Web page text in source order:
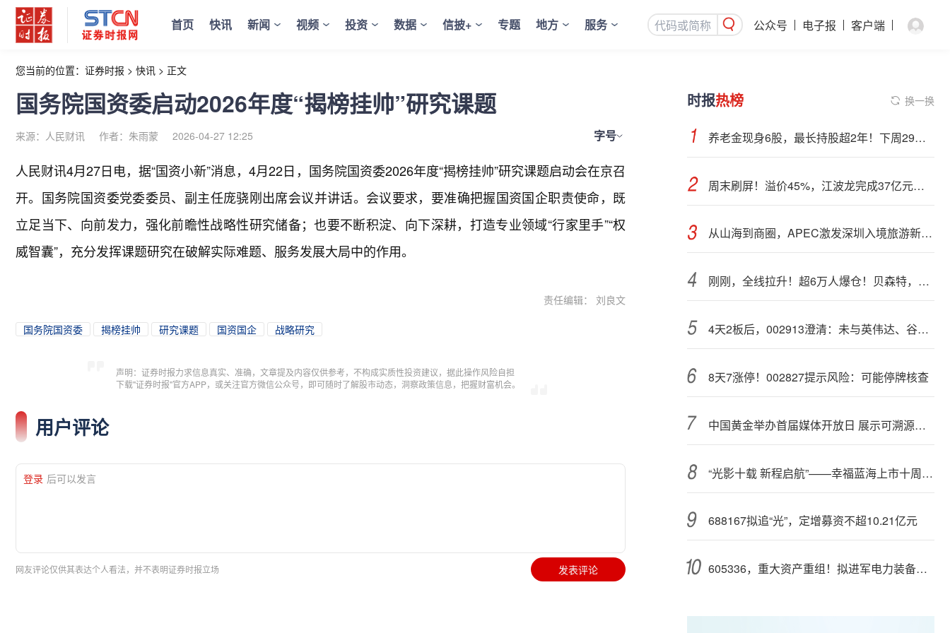
首页 快讯 新闻 视频 投资 数据 信披+ 专题 地方 服务 公众号 电子报 客户端
您当前的位置： 证券时报 > 快讯 > 正文
国务院国资委启动2026年度“揭榜挂帅”研究课题
来源：人民财讯 作者：朱雨蒙 2026-04-27 12:25 字号
人民财讯4月27日电，据“国资小新”消息，4月22日，国务院国资委2026年度“揭榜挂帅”研究课题启动会在京召
开。国务院国资委党委委员、副主任庞骁刚出席会议并讲话。会议要求，要准确把握国资国企职责使命，既
立足当下、向前发力，强化前瞻性战略性研究储备；也要不断积淀、向下深耕，打造专业领域“行家里手”“权
威智囊”，充分发挥课题研究在破解实际难题、服务发展大局中的作用。
责任编辑： 刘良文
国务院国资委 揭榜挂帅 研究课题 国资国企 战略研究
声明：证券时报力求信息真实、准确，文章提及内容仅供参考，不构成实质性投资建议，据此操作风险自担
下载"证券时报"官方APP，或关注官方微信公众号，即可随时了解股市动态，洞察政策信息，把握财富机会。
用户评论
登录 后可以发言
网友评论仅供其表达个人看法，并不表明证券时报立场 发表评论
时报热榜 换一换
养老金现身6股，最长持股超2年！下周29股面临解禁（附股）
周末刷屏！溢价45%，江波龙完成37亿元定增事项
从山海到商圈，APEC激发深圳入境旅游新活力
刚刚，全线拉升！超6万人爆仓！贝森特，突然发声
4天2板后，002913澄清：未与英伟达、谷歌合作，与AMD合作处于送样阶段
8天7涨停！002827提示风险：可能停牌核查
中国黄金举办首届媒体开放日 展示可溯源金条技术
“光影十载 新程启航”——幸福蓝海上市十周年系列活动正式启幕
688167拟追“光”，定增募资不超10.21亿元
605336，重大资产重组！拟进军电力装备领域